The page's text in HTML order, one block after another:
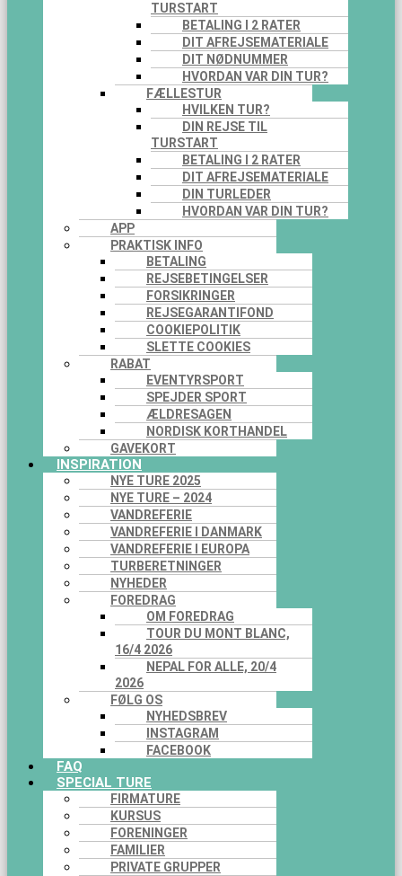
TURSTART
BETALING I 2 RATER
DIT AFREJSEMATERIALE
DIT NØDNUMMER
HVORDAN VAR DIN TUR?
FÆLLESTUR
HVILKEN TUR?
DIN REJSE TIL
TURSTART
BETALING I 2 RATER
DIT AFREJSEMATERIALE
DIN TURLEDER
HVORDAN VAR DIN TUR?
APP
PRAKTISK INFO
BETALING
REJSEBETINGELSER
FORSIKRINGER
REJSEGARANTIFOND
COOKIEPOLITIK
SLETTE COOKIES
RABAT
EVENTYRSPORT
SPEJDER SPORT
ÆLDRESAGEN
NORDISK KORTHANDEL
GAVEKORT
INSPIRATION
NYE TURE 2025
NYE TURE – 2024
VANDREFERIE
VANDREFERIE I DANMARK
VANDREFERIE I EUROPA
TURBERETNINGER
NYHEDER
FOREDRAG
OM FOREDRAG
TOUR DU MONT BLANC,
16/4 2026
NEPAL FOR ALLE, 20/4
2026
FØLG OS
NYHEDSBREV
INSTAGRAM
FACEBOOK
FAQ
SPECIAL TURE
FIRMATURE
KURSUS
FORENINGER
FAMILIER
PRIVATE GRUPPER